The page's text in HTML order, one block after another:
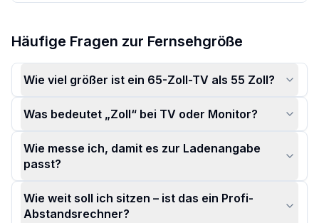
Hilfe zur TV-Größe und häufige Fragen
Häufige Fragen zur Fernsehgröße
Wie viel größer ist ein 65-Zoll-TV als 55 Zoll?
Was bedeutet „Zoll“ bei TV oder Monitor?
Wie messe ich, damit es zur Ladenangabe
passt?
Wie weit soll ich sitzen – ist das ein Profi-
Abstandsrechner?